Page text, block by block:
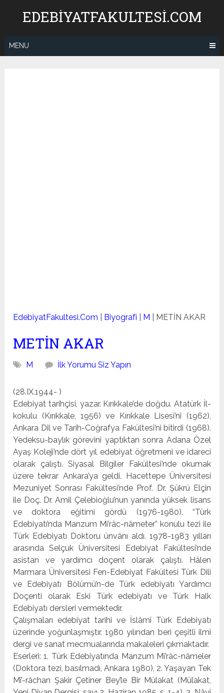
EDEBIYATFAKULTESI.COM
MENU
EdebiyatFakultesi.Com Biyografi M METİN AKAR
METİN AKAR
M İlk Yorumu Siz Yapın
(28.IX.1944- )
Edebiyat tarihçisi, yazar. Kırıkkale’de doğdu. Atatürk İl­
kokulu (Kırıkkale, 1956) ve Kırıkkale Lisesi’ni (1962),
Ankara Dil ve Tarih-Coğrafya Fakültesi’ni bitirdi (1968).
Yedeksu-baylık görevini yaptıktan sonra Adana Özel
Ayaş Koleji’nde dört yıl edebiyat öğretmeni ve idareci
olarak çalıştı. Siyasal Bilgiler Fakültesi’nde okumak
üzere tekrar Ankara’ya geldi. Hacettepe Üniversitesi
Mezuniyet Sonrası Fakültesi’nde Prof. Dr. Şükrü Elçin
ile Doç. Dr. Amil Çelebioğlu’nun yanın­da yüksek lisans
ve doktora eğitimi gördü (1976-1980). “Türk
Edebiyatı’nda Manzum Mi’râc-nâmeter” konulu tezi ile
Türk Edebiyatı Doktoru ünvânı aldı. 1978-1983 yılları
ara­sında Selçuk Üniversitesi Edebiyat Fakültesi’nde
asistan ve yardımcı doçent olarak çalıştı. Hâlen
Marmara Üniversi­tesi Fen-Edebiyat Fakültesi Türk Dili
ve Edebiyatı Bölümü’n-de Türk edebiyatı Yardımcı
Doçenti olarak Eski Türk ede­biyatı ve Türk Halk
Edebiyatı dersleri vermektedir.
Çalışmaları edebiyat tarihi ve İslâmî Türk Edebiyatı
üze­rinde yoğunlaşmıştır. 1980 yılından beri çeşitli ilmî
dergi ve sanat mecmualarında makaleleri çıkmaktadır.
Eserleri: 1. Türk Edebiyatında Manzum Mi’râc-nâmeler
(Doktora tezi, basılmadı, Ankara 1980), 2. Yaşayan Tek
Mî’-râchan Şakir Çetiner Bey’le Bir Mülakat (Mülakat,